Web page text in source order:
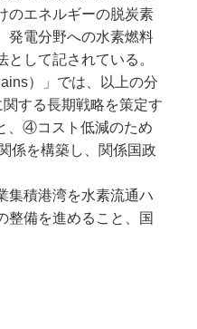
のエネルギーの脱炭素
発電分野への水素燃料
して記されている。
）」では、以上の分
する長期戦略を策定す
、④コスト低減のため
係を構築し、関係国政
集積港湾を水素流通ハ
整備を進めること、国